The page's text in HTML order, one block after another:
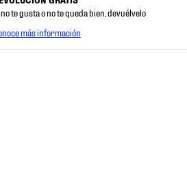
te gusta o no te queda bien, devuélvelo
más información